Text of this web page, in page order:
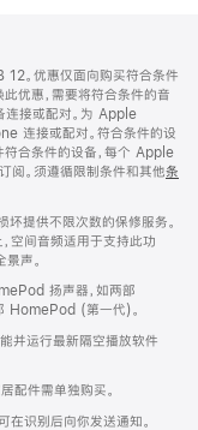
12。优惠仅面向购买符合条件
优惠，需要将符合条件的音
接或配对。为 Apple
连接或配对。符合条件的设
符合条件的设备，每个 Apple
阅。须遵循限制条件和其他条
提供不限次数的保修服务。
间音频适用于支持此功
声。
扬声器，如两部
HomePod (第一代)。
并运行最新隔空播放软件
配件需单独购买。
在识别后向你发送通知。